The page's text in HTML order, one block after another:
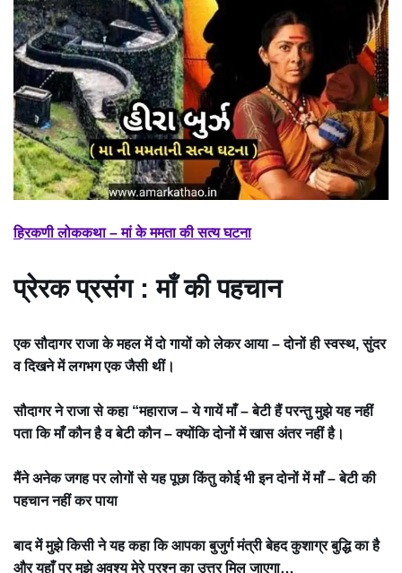
हिरकणी लोककथा – मां के ममता की सत्य घटना
प्रेरक प्रसंग : माँ की पहचान
एक सौदागर राजा के महल में दो गायों को लेकर आया – दोनों ही स्वस्थ, सुंदर
व दिखने में लगभग एक जैसी थीं।
सौदागर ने राजा से कहा “महाराज – ये गायें माँ – बेटी हैं परन्तु मुझे यह नहीं
पता कि माँ कौन है व बेटी कौन – क्योंकि दोनों में खास अंतर नहीं है।
मैंने अनेक जगह पर लोगों से यह पूछा किंतु कोई भी इन दोनों में माँ – बेटी की
पहचान नहीं कर पाया
बाद में मुझे किसी ने यह कहा कि आपका बुजुर्ग मंत्री बेहद कुशाग्र बुद्धि का है
और यहाँ पर मुझे अवश्य मेरे प्रश्न का उत्तर मिल जाएगा…